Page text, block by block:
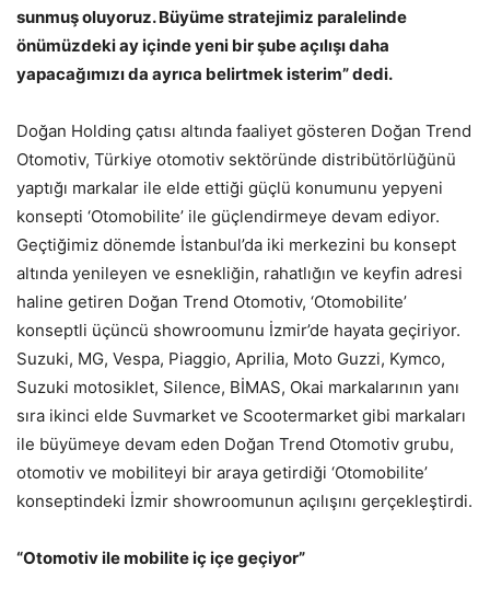
sunmuş oluyoruz. Büyüme stratejimiz paralelinde
önümüzdeki ay içinde yeni bir şube açılışı daha
yapacağımızı da ayrıca belirtmek isterim” dedi.
Doğan Holding çatısı altında faaliyet gösteren Doğan Trend
Otomotiv, Türkiye otomotiv sektöründe distribütörlüğünü
yaptığı markalar ile elde ettiği güçlü konumunu yepyeni
konsepti ‘Otomobilite’ ile güçlendirmeye devam ediyor.
Geçtiğimiz dönemde İstanbul’da iki merkezini bu konsept
altında yenileyen ve esnekliğin, rahatlığın ve keyfin adresi
haline getiren Doğan Trend Otomotiv, ‘Otomobilite’
konseptli üçüncü showroomunu İzmir’de hayata geçiriyor.
Suzuki, MG, Vespa, Piaggio, Aprilia, Moto Guzzi, Kymco,
Suzuki motosiklet, Silence, BİMAS, Okai markalarının yanı
sıra ikinci elde Suvmarket ve Scootermarket gibi markaları
ile büyümeye devam eden Doğan Trend Otomotiv grubu,
otomotiv ve mobiliteyi bir araya getirdiği ‘Otomobilite’
konseptindeki İzmir showroomunun açılışını gerçekleştirdi.
“Otomotiv ile mobilite iç içe geçiyor”